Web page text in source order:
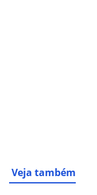
Veja também